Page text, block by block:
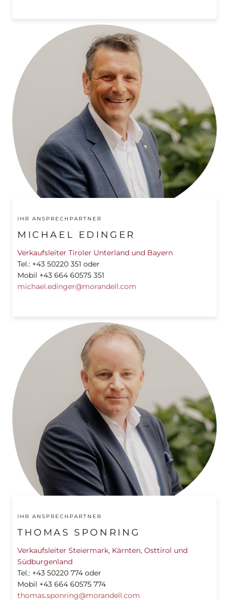
IHR ANSPRECHPARTNER
MICHAEL EDINGER
Verkaufsleiter Tiroler Unterland und Bayern
Tel.: +43 50220 351 oder
Mobil +43 664 60575 351
michael.edinger@morandell.com
IHR ANSPRECHPARTNER
THOMAS SPONRING
Verkaufsleiter Steiermark, Kärnten, Osttirol und
Südburgenland
Tel.: +43 50220 774 oder
Mobil +43 664 60575 774
thomas.sponring@morandell.com